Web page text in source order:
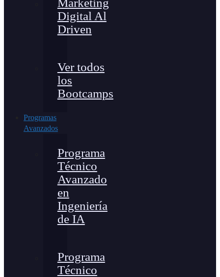
Marketing
Digital Al
Driven
Ver todos
los
Bootcamps
Programas
Avanzados
Programa
Técnico
Avanzado
en
Ingeniería
de IA
Programa
Técnico